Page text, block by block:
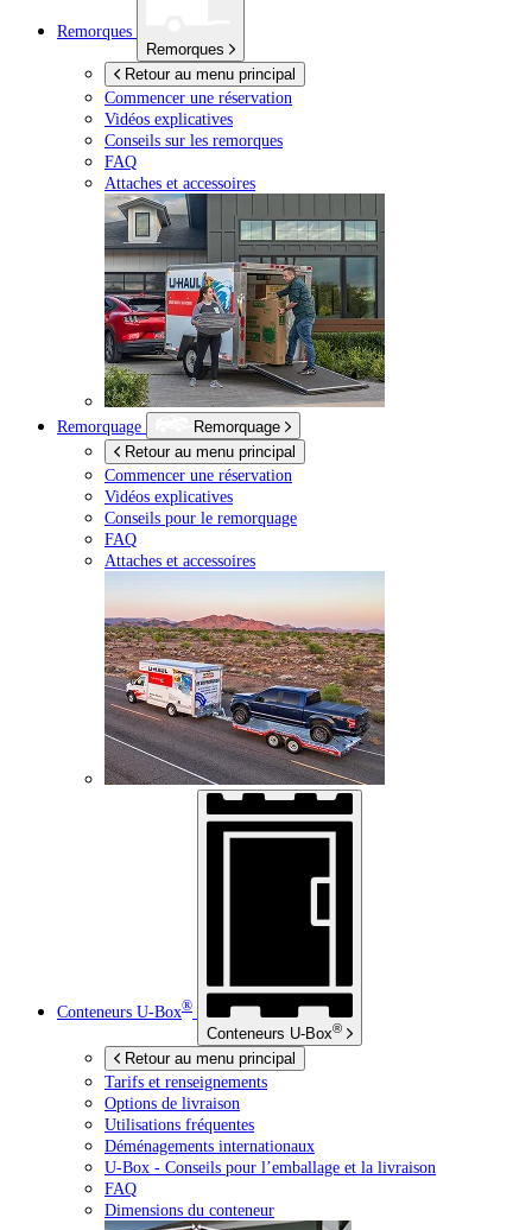
Remorques
Remorques
Retour au menu principal
Commencer une réservation
Vidéos explicatives
Conseils sur les remorques
FAQ
Attaches et accessoires
Remorquage
Remorquage
Retour au menu principal
Commencer une réservation
Vidéos explicatives
Conseils pour le remorquage
FAQ
Attaches et accessoires
Conteneurs U-Box®
Conteneurs U-Box®
Retour au menu principal
Tarifs et renseignements
Options de livraison
Utilisations fréquentes
Déménagements internationaux
U-Box - Conseils pour l’emballage et la livraison
FAQ
Dimensions du conteneur